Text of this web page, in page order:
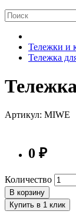
Тележки и
Тележка
Артикул: MIWE
0 ₽
Количество
В корзину
Купить в 1 клик